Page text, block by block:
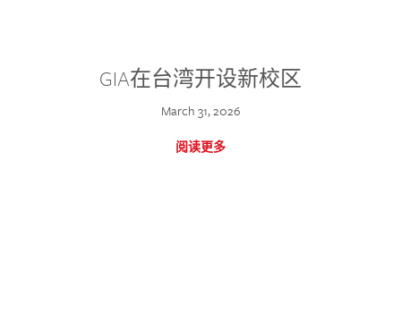
GIA在台湾开设新校区
March 31, 2026
阅读更多